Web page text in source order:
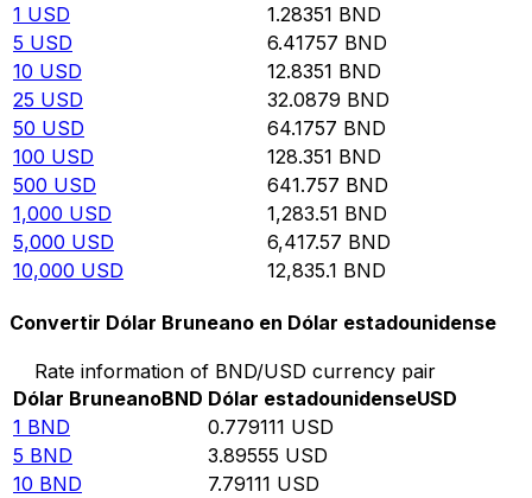
1 USD 1.28351 BND
5 USD 6.41757 BND
10 USD 12.8351 BND
25 USD 32.0879 BND
50 USD 64.1757 BND
100 USD 128.351 BND
500 USD 641.757 BND
1,000 USD 1,283.51 BND
5,000 USD 6,417.57 BND
10,000 USD 12,835.1 BND
Convertir Dólar Bruneano en Dólar estadounidense
Rate information of BND/USD currency pair
Dólar BruneanoBND Dólar estadounidenseUSD
1 BND 0.779111 USD
5 BND 3.89555 USD
10 BND 7.79111 USD